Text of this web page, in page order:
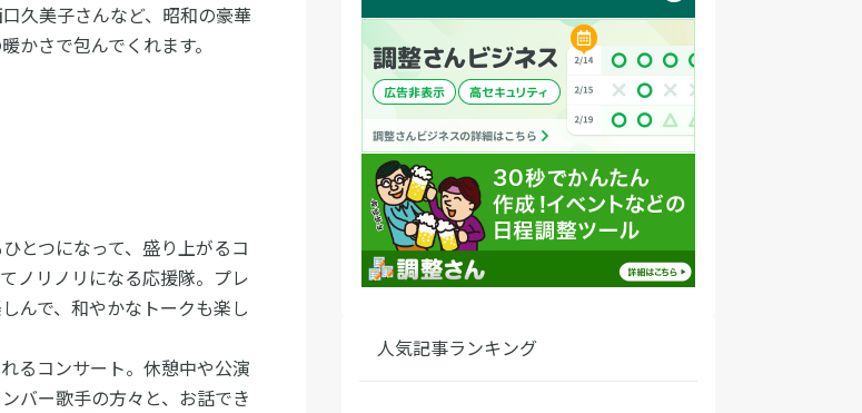
久美子さんなど、昭和の豪華
かさで包んでくれます。
とつになって、盛り上がるコ
ノリノリになる応援隊。プレ
んで、和やかなトークも楽し
るコンサート。休憩中や公演
バー歌手の方々と、お話でき
人気記事ランキング